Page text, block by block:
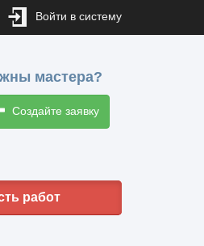
Войти в систему
мастера?
Создайте заявку
работ